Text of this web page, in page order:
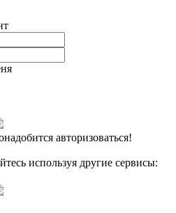
авторизоваться!
используя другие сервисы: